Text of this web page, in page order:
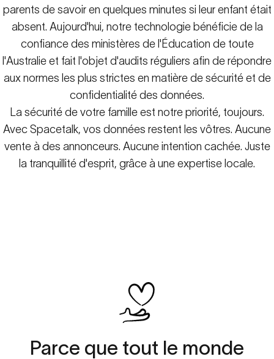
parents de savoir en quelques minutes si leur enfant était
absent. Aujourd'hui, notre technologie bénéficie de la
confiance des ministères de l'Éducation de toute
l'Australie et fait l'objet d'audits réguliers afin de répondre
aux normes les plus strictes en matière de sécurité et de
confidentialité des données.
La sécurité de votre famille est notre priorité, toujours.
Avec Spacetalk, vos données restent les vôtres. Aucune
vente à des annonceurs. Aucune intention cachée. Juste
la tranquillité d'esprit, grâce à une expertise locale.
Parce que tout le monde